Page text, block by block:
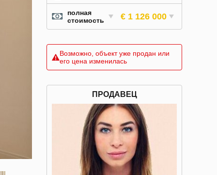
полная
стоимость
€ 1 126 000
Возможно, объект уже продан или
его цена изменилась
ПРОДАВЕЦ